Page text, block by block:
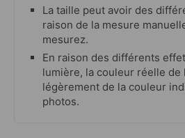
La taille peut avoir des
raison de la mesure
mesurez.
En raison des différents
lumière, la couleur réelle
légèrement de la couleur
photos.